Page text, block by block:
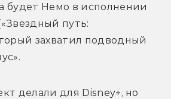
будет Немо в исполнении
путь:
захватил подводный
делали для Disney+, но